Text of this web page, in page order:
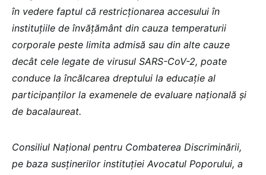
în vedere faptul că restricționarea accesului în
instituțiile de învățământ din cauza temperaturii
corporale peste limita admisă sau din alte cauze
decât cele legate de virusul SARS-CoV-2, poate
conduce la încălcarea dreptului la educație al
participanților la examenele de evaluare națională și
de bacalaureat.
Consiliul Național pentru Combaterea Discriminării,
pe baza susținerilor instituției Avocatul Poporului, a